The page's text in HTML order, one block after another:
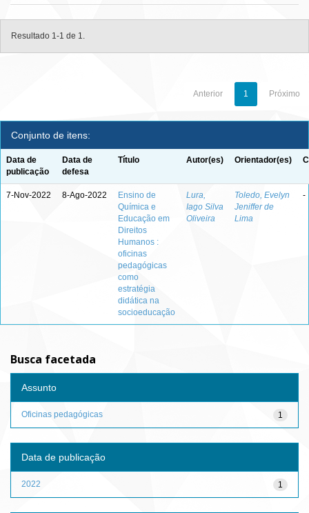
Resultado 1-1 de 1.
Anterior 1 Próximo
Conjunto de itens:
Data de
publicação
Data de
defesa
Título Autor(es) Orientador(es)
7-Nov-2022 8-Ago-2022
Ensino de
Química e
Educação em
Direitos
Humanos :
oficinas
pedagógicas
como
estratégia
didática na
socioeducação
Lura,
Iago Silva
Oliveira
Toledo, Evelyn
Jeniffer de
Lima
-
Busca facetada
Assunto
1
Oficinas pedagógicas
Data de publicação
1
2022